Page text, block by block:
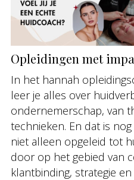
Opleidingen met
In het hannah
leer je alles over
ondernemerschap, van
technieken. En dat is
niet alleen opgeleid tot
door op het gebied van
klantbinding, strategie en